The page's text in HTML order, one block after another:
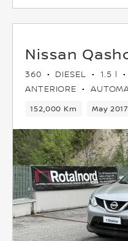
Nissan
360 DIESEL 1.5 l
ANTERIORE
152,000 Km May 2017